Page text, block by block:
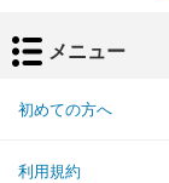
メニュー
初めての方へ
利用規約